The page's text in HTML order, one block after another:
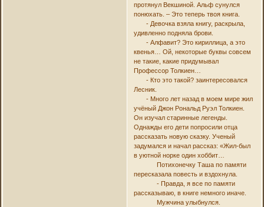
протянул Векшиной. Альф сунулся
понюхать. – Это теперь твоя книга.
- Девочка взяла книгу, раскрыла,
удивленно подняла брови.
- Алфавит? Это кириллица, а это
квенья… Ой, некоторые буквы совсем
не такие, какие придумывал
Профессор Толкиен…
- Кто это такой? заинтересовался
Лесник.
- Много лет назад в моем мире жил
учёный Джон Рональд Руэл Толкиен.
Он изучал старинные легенды.
Однажды его дети попросили отца
рассказать новую сказку. Ученый
задумался и начал рассказ: «Жил-был
в уютной норке один хоббит…
Потихонечку Таша по памяти
пересказала повесть и вздохнула.
- Правда, я все по памяти
рассказываю, в книге немного иначе.
Мужчина улыбнулся.